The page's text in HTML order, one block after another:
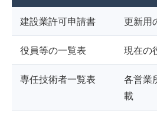
建設業許可申請書 更新用
役員等の一覧表 現在の
専任技術者一覧表
各営業
載